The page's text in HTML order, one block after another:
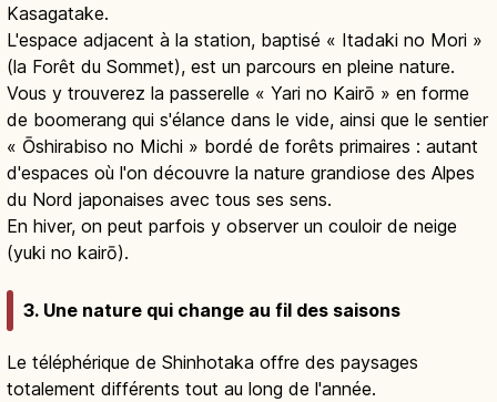
Kasagatake.
L'espace adjacent à la station, baptisé « Itadaki no Mori »
(la Forêt du Sommet), est un parcours en pleine nature.
Vous y trouverez la passerelle « Yari no Kairō » en forme
de boomerang qui s'élance dans le vide, ainsi que le sentier
« Ōshirabiso no Michi » bordé de forêts primaires : autant
d'espaces où l'on découvre la nature grandiose des Alpes
du Nord japonaises avec tous ses sens.
En hiver, on peut parfois y observer un couloir de neige
(yuki no kairō).
3. Une nature qui change au fil des saisons
Le téléphérique de Shinhotaka offre des paysages
totalement différents tout au long de l'année.